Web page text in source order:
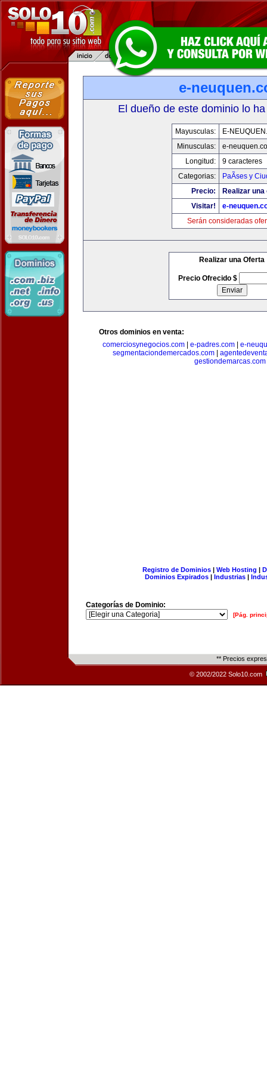
e-
El dueño de este dominio lo
Mayusculas:
E-
Minusculas:
e-
Longitud:
9 caracteres
Categorias:
PaÃ­ses y
Precio:
Realizar
Visitar!
e-
Serán consideradas
Realizar una Oferta
Precio Ofrecido $
Otros dominios en venta:
comerciosynegocios.com| e-padres.com| e-
segmentaciondemercados.com
gestiondemarcas.com
Registro de Dominios| Web Hosting |
Dominios Expirados | Industrias |
Categorías de Dominio:
[Pág.
** Precios
© 2002/2022 Solo10.com